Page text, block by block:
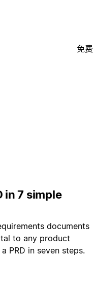
免费
in 7 simple
documents
to any product
PRD in seven steps.